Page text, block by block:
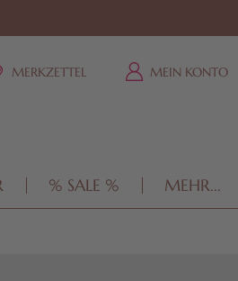
MERKZETTEL MEIN KONTO
% SALE % MEHR...